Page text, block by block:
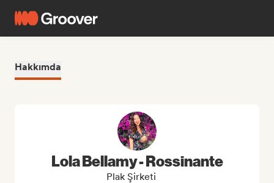
Hakkımda
Lola Bellamy - Rossinante
Plak Şirketi